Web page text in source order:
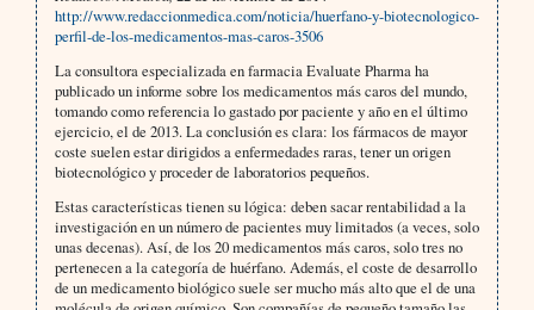
http://www.redaccionmedica.com/noticia/huerfano-y-biotecnologico-
perfil-de-los-medicamentos-mas-caros-3506
La consultora especializada en farmacia Evaluate Pharma ha
publicado un informe sobre los medicamentos más caros del mundo,
tomando como referencia lo gastado por paciente y año en el último
ejercicio, el de 2013. La conclusión es clara: los fármacos de mayor
coste suelen estar dirigidos a enfermedades raras, tener un origen
biotecnológico y proceder de laboratorios pequeños.
Estas características tienen su lógica: deben sacar rentabilidad a la
investigación en un número de pacientes muy limitados (a veces, solo
unas decenas). Así, de los 20 medicamentos más caros, solo tres no
pertenecen a la categoría de huérfano. Además, el coste de desarrollo
de un medicamento biológico suele ser mucho más alto que el de una